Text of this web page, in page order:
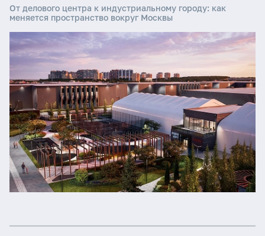
От делового центра к индустриальному городу: как
меняется пространство вокруг Москвы